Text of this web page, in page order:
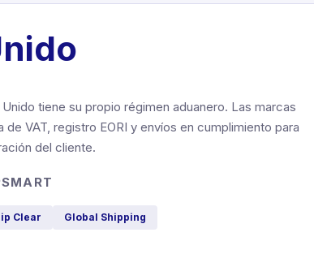
tiene su propio régimen aduanero. Las marcas
VAT, registro EORI y envíos en cumplimiento para
del cliente.
Clear Global Shipping